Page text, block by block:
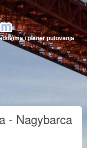
i planer putovanja
- Nagybarca